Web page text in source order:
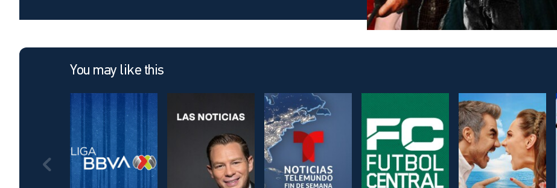
You may like this